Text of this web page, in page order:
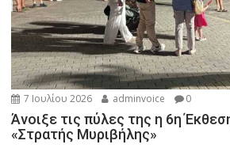
7 Ιουλίου 2026 adminvoice 0
Άνοιξε τις πύλες της η 6η
«Στρατής Μυριβήλης»